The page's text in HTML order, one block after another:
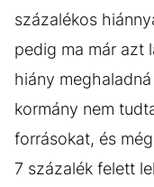
százalékos
pedig ma már azt
hiány
kormány nem
forrásokat, és
7 százalék felett